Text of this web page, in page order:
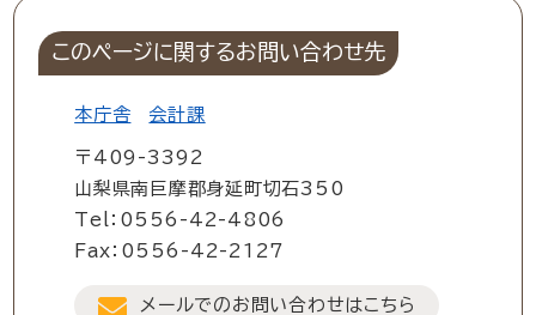
このページに関するお問い合わせ先
本庁舎 会計課
〒409-3392
山梨県南巨摩郡身延町切石350
Tel：0556-42-4806
Fax：0556-42-2127
メールでのお問い合わせはこちら